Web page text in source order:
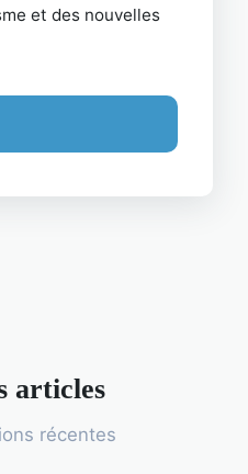
et des nouvelles
articles
récentes